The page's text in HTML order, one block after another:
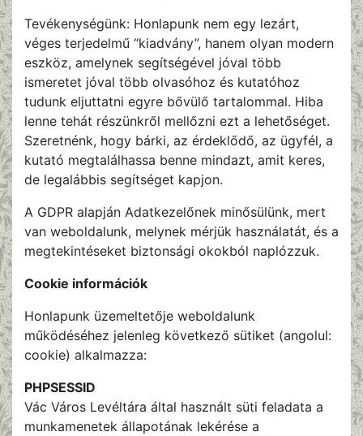
Tevékenységünk: Honlapunk nem egy lezárt,
véges terjedelmű “kiadvány”, hanem olyan modern
eszköz, amelynek segítségével jóval több
ismeretet jóval több olvasóhoz és kutatóhoz
tudunk eljuttatni egyre bővülő tartalommal. Hiba
lenne tehát részünkről mellőzni ezt a lehetőséget.
Szeretnénk, hogy bárki, az érdeklődő, az ügyfél, a
kutató megtalálhassa benne mindazt, amit keres,
de legalábbis segítséget kapjon.
A GDPR alapján Adatkezelőnek minősülünk, mert
van weboldalunk, melynek mérjük használatát, és a
megtekintéseket biztonsági okokból naplózzuk.
Cookie információk
Honlapunk üzemeltetője weboldalunk
működéséhez jelenleg következő sütiket (angolul:
cookie) alkalmazza:
PHPSESSID
Vác Város Levéltára által használt süti feladata a
munkamenetek állapotának lekérése a